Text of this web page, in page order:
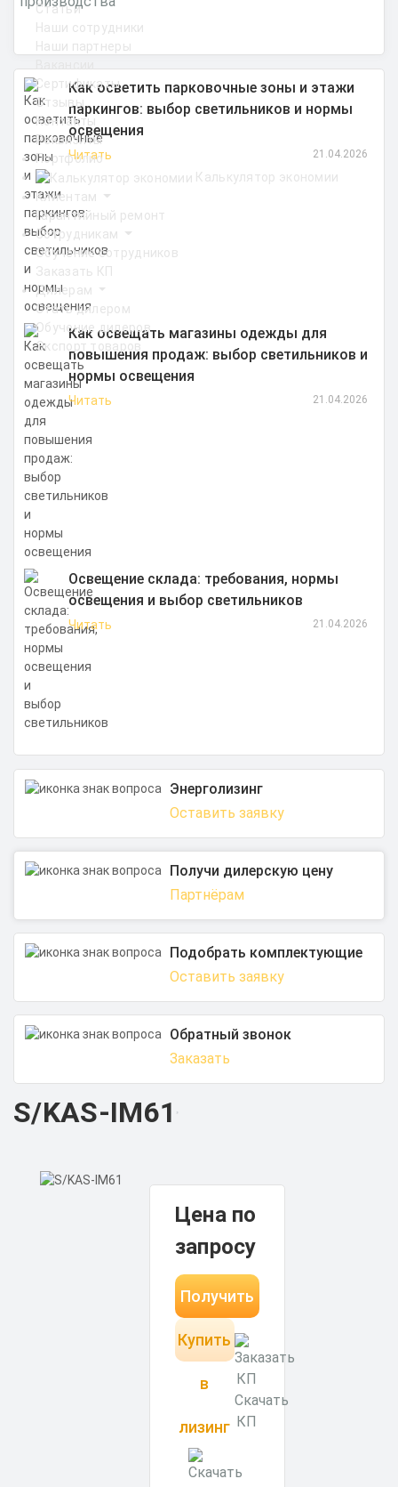
Статьи
Наши сотрудники
Наши партнеры
Сертификаты
Отзывы
Контакты
Реквизиты
Портфолио
Калькулятор экономии
Клиентам
Гарантийный ремонт
Сотрудникам
Обучение сотрудников
Заказать КП
Дилерам
Стать дилером
Обучение дилеров
Экспорт товаров
Как осветить парковочные зоны и этажи
паркингов: выбор светильников и нормы
освещения
Читать 21.04.2026
Как освещать магазины одежды для
повышения продаж: выбор светильников и
нормы освещения
Читать 21.04.2026
Освещение склада: требования, нормы
освещения и выбор светильников
Читать 21.04.2026
Энерголизинг
Оставить заявку
Получи дилерскую цену
Партнёрам
Подобрать комплектующие
Оставить заявку
Обратный звонок
Заказать
S/KAS-IM61
Цена по
запросу
Получить
КП за 15
минут
Купить
в
лизинг
Скачать
КП